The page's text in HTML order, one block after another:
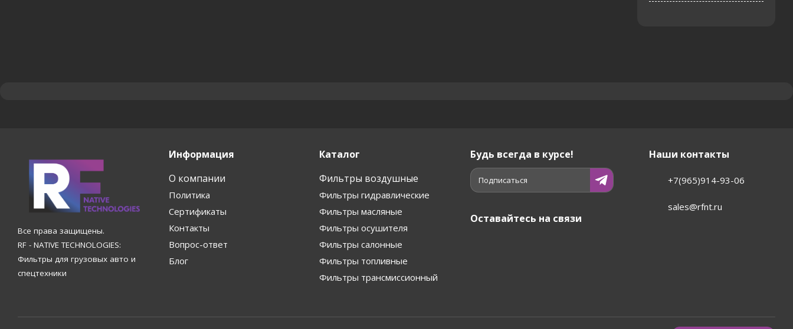
Все права защищены.
RF - NATIVE TECHNOLOGIES:
Фильтры для грузовых авто и
спецтехники
Информация
О компании
Политика
Сертификаты
Контакты
Вопрос-ответ
Блог
Каталог
Фильтры воздушные
Фильтры гидравлические
Фильтры масляные
Фильтры осушителя
Фильтры салонные
Фильтры топливные
Фильтры трансмиссионный
Будь всегда в курсе!
Подписаться
Оставайтесь на связи
Наши контакты
+7(965)914-93-06
sales@rfnt.ru